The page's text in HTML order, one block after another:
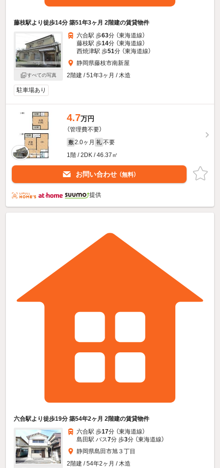
藤枝駅より徒歩14分 築51年3ヶ月 2階建の賃貸物件
すべての写真
六合駅 歩63分 （東海道線）
藤枝駅 歩14分 （東海道線）
西焼津駅 歩51分 （東海道線）
静岡県藤枝市南新屋
2階建 / 51年3ヶ月 / 木造
駐車場あり
4.7万円
（管理費不要）
敷 2.0ヶ月 礼 不要
1階 / 2DK / 46.37㎡
お問い合わせ （無料）
提供
六合駅より徒歩19分 築54年2ヶ月 2階建の賃貸物件
六合駅 歩17分 （東海道線）
島田駅 バス7分 歩3分 （東海道線）
静岡県島田市旭３丁目
2階建 / 54年2ヶ月 / 木造